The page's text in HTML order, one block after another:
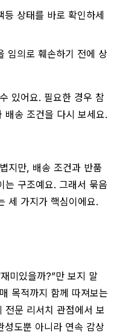
상태를 바로 확인하세
임의로 훼손하기 전에 상
있어요. 필요한 경우 참
배송 조건을 다시 보세요.
지만, 배송 조건과 반품
는 구조예요. 그래서 묶음
세 가지가 핵심이에요.
미있을까?”만 보지 말
목적까지 함께 따져보는
문 리서치 관점에서 보
성도뿐 아니라 연속 감상